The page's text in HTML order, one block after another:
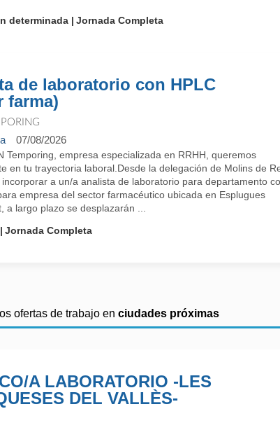
determinada
Jornada Completa
de laboratorio con HPLC
farma)
07/08/2026
Temporing, empresa especializada en RRHH, queremos
en tu trayectoria laboral.Desde la delegación de Molins de
incorporar a un/a analista de laboratorio para departamento
empresa del sector farmacéutico ubicada en Esplugues
a largo plazo se desplazarán ...
Jornada Completa
ofertas de trabajo en ciudades próximas
A LABORATORIO -LES
DEL VALLÈS-